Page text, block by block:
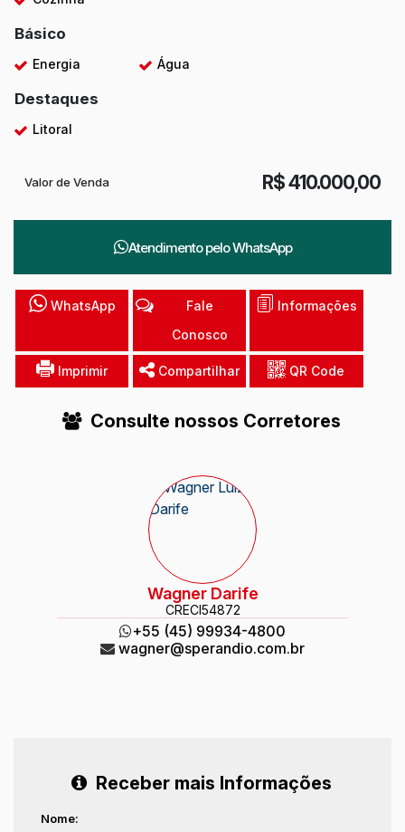
Básico
Energia Água
Destaques
Litoral
R$410.000,00
Valor de Venda
Atendimento peloWhatsApp
WhatsApp
Fale
Conosco
Informações
Imprimir Compartilhar QR Code
Consulte nossos Corretores
Wagner Darife
CRECI54872
+55 (45) 99934-4800
wagner@sperandio.com.br
Receber mais Informações
Nome: